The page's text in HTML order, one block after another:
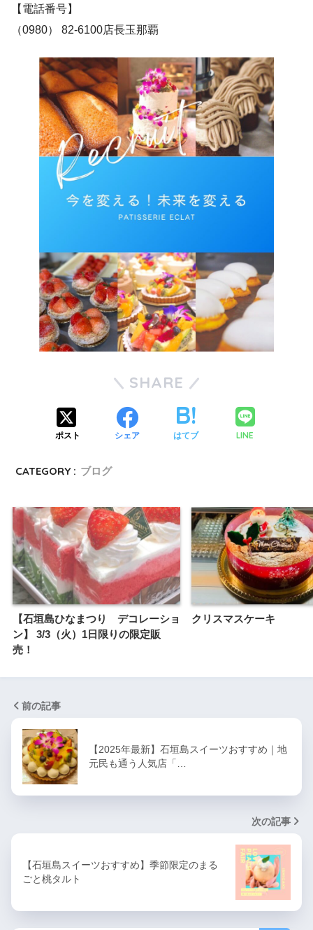
【電話番号】
（0980） 82-6100店長玉那覇
SHARE
ポスト シェア はてブ LINE
CATEGORY : ブログ
【石垣島ひなまつり デコレーショ
ン】 3/3（火）1日限りの限定販
売！
クリスマスケーキ
前の記事
【2025年最新】石垣島スイーツおすすめ｜地
元民も通う人気店「…
次の記事
【石垣島スイーツおすすめ】季節限定のまる
ごと桃タルト